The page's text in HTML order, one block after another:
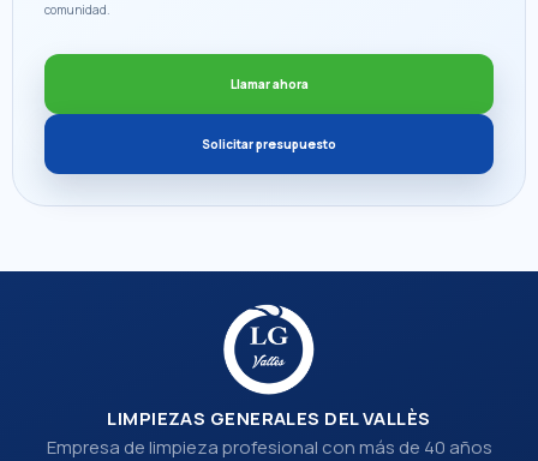
comunidad.
Llamar ahora
Solicitar presupuesto
LIMPIEZAS GENERALES DEL VALLÈS
Empresa de limpieza profesional con más de 40 años